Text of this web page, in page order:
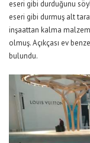
eseri gibi durduğunu
eseri gibi durmuş alt
inşaattan kalma
olmuş. Açıkçası ev
bulundu.